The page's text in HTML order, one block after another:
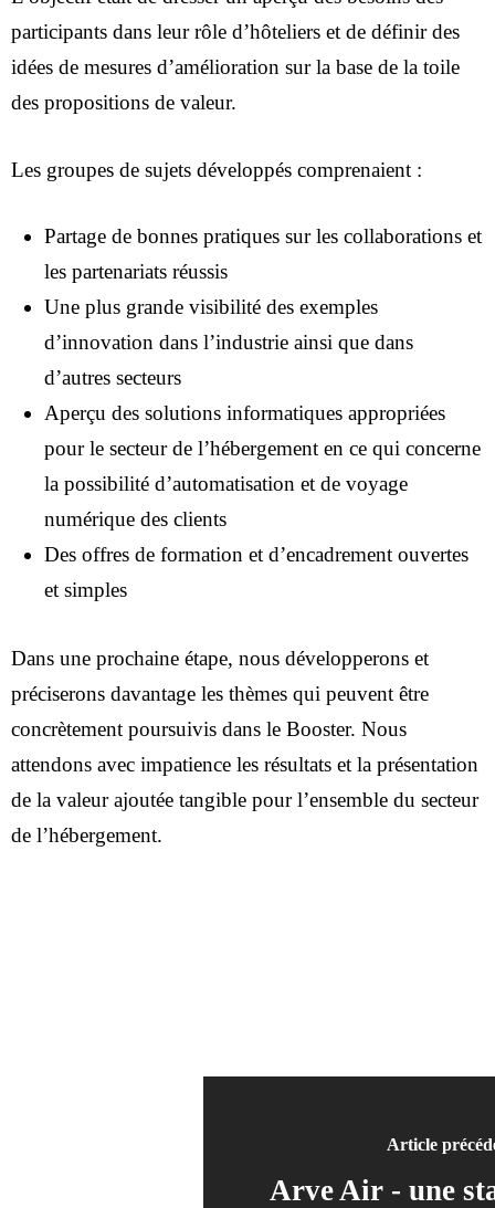
participants dans leur rôle d’hôteliers et de définir des
idées de mesures d’amélioration sur la base de la toile
des propositions de valeur.
Les groupes de sujets développés comprenaient :
Partage de bonnes pratiques sur les collaborations et
les partenariats réussis
Une plus grande visibilité des exemples
d’innovation dans l’industrie ainsi que dans
d’autres secteurs
Aperçu des solutions informatiques appropriées
pour le secteur de l’hébergement en ce qui concerne
la possibilité d’automatisation et de voyage
numérique des clients
Des offres de formation et d’encadrement ouvertes
et simples
Dans une prochaine étape, nous développerons et
préciserons davantage les thèmes qui peuvent être
concrètement poursuivis dans le Booster. Nous
attendons avec impatience les résultats et la présentation
de la valeur ajoutée tangible pour l’ensemble du secteur
de l’hébergement.
Article
Arve Air - une
Idée
FR